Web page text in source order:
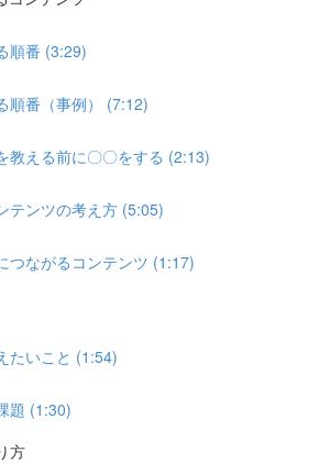
順番 (3:29)
順番（事例） (7:12)
教える前に〇〇をする (2:13)
テンツの考え方 (5:05)
つながるコンテンツ (1:17)
たいこと (1:54)
題 (1:30)
方